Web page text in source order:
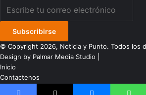
correo
electrónico
© Copyright 2026, Noticia y Punto. Todos los
Design by Palmar Media Studio
Inicio
Contactenos